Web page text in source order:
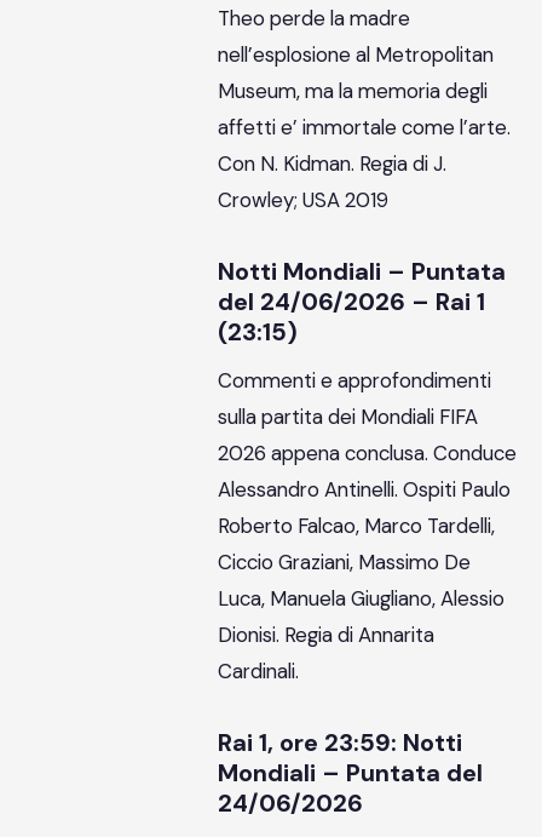
Theo perde la madre
nell’esplosione al Metropolitan
Museum, ma la memoria degli
affetti e’ immortale come l’arte.
Con N. Kidman. Regia di J.
Crowley; USA 2019
Notti Mondiali – Puntata
del 24/06/2026 – Rai 1
(23:15)
Commenti e approfondimenti
sulla partita dei Mondiali FIFA
2026 appena conclusa. Conduce
Alessandro Antinelli. Ospiti Paulo
Roberto Falcao, Marco Tardelli,
Ciccio Graziani, Massimo De
Luca, Manuela Giugliano, Alessio
Dionisi. Regia di Annarita
Cardinali.
Rai 1, ore 23:59: Notti
Mondiali – Puntata del
24/06/2026